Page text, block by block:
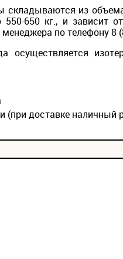
из
650 кг., и зависит
по телефону 8
осуществляется
(при доставке наличный